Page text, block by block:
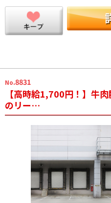
No.8831
【高時給1,700円！】牛
のリー…